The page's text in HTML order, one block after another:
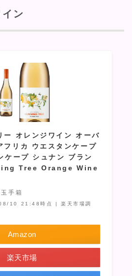
ン
ー オレンジワイン オーバ
フリカ ウエスタンケープ
ケープ シュナン ブラン
Tree Orange Wine
手箱
10 21:48時点 | 楽天市場調
Amazon
楽天市場